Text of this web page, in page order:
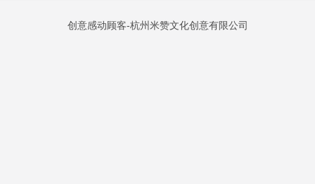
创意感动顾客-杭州米赞文化创意有限公司